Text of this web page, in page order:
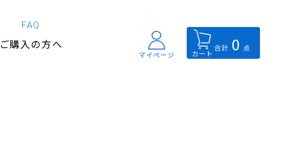
FAQ
ご購入の方へ
マイページ カート
合計 0 点